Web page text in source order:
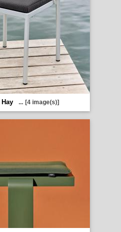
Hay ... [4 image(s)]